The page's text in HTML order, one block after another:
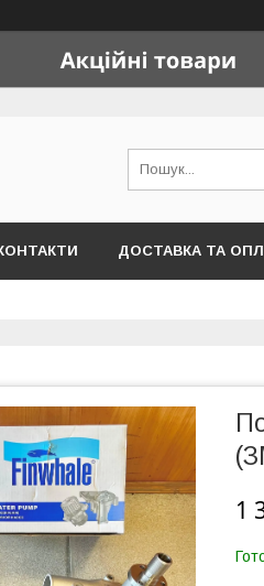
ДОСТАВКА ТА
1